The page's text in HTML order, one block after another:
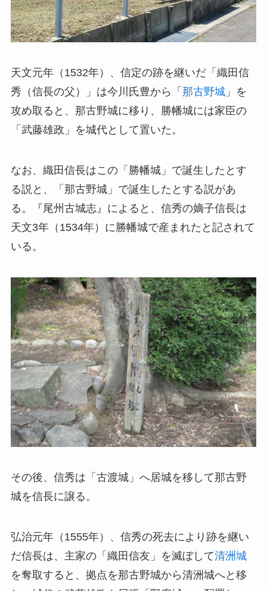
天文元年（1532年）、信定の跡を継いだ「織田信
秀（信長の父）」は今川氏豊から「 那古野城」を
攻め取ると、那古野城に移り、勝幡城には家臣の
「武藤雄政」を城代として置いた。
なお、織田信長はこの「勝幡城」で誕生したとす
る説と、「那古野城」で誕生したとする説があ
る。『尾州古城志』によると、信秀の嫡子信長は
天文3年（1534年）に勝幡城で産まれたと記されて
いる。
その後、信秀は「古渡城」へ居城を移して那古野
城を信長に譲る。
弘治元年（1555年）、信秀の死去により跡を継い
だ信長は、主家の「織田信友」を滅ぼして清洲城
を奪取すると、拠点を那古野城から清洲城へと移